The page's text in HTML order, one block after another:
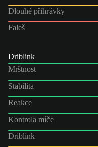
Dlouhé přihrávky
Faleš
Driblink
Mrštnost
Stabilita
Reakce
Kontrola míče
Driblink